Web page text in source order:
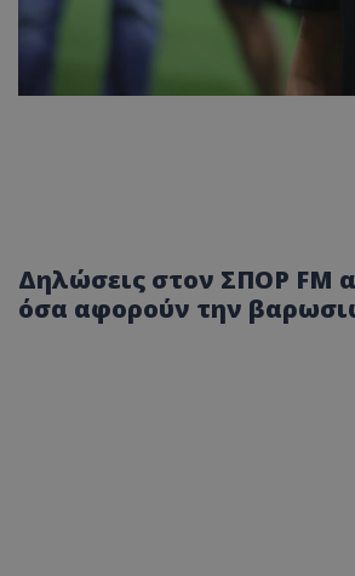
Δηλώσεις στον ΣΠΟΡ FM
όσα αφορούν την